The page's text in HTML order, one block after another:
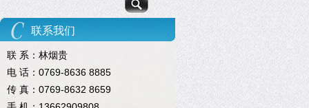
联系我们
联 系：林烟贵
电 话：0769-8636 8885
传 真：0769-8632 8659